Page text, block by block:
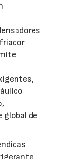
global de